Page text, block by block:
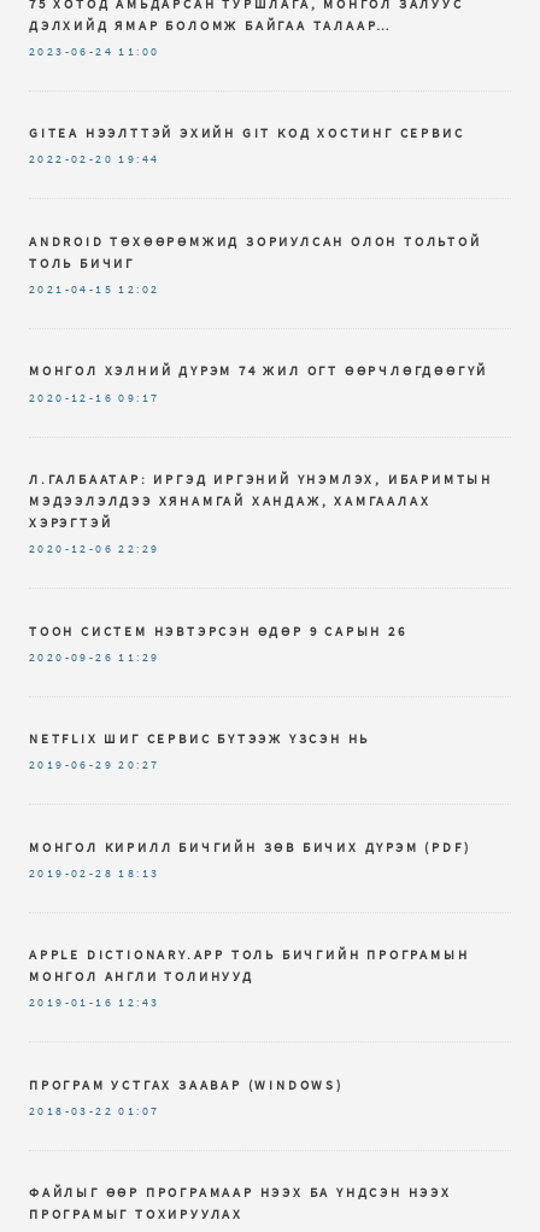
ДЭЛХИЙД ЯМАР БОЛОМЖ БАЙГАА ТАЛААР…
2023-06-24 11:00
GITEA НЭЭЛТТЭЙ ЭХИЙН GIT КОД ХОСТИНГ СЕРВИС
2022-02-20 19:44
ANDROID ТӨХӨӨРӨМЖИД ЗОРИУЛСАН ОЛОН ТОЛЬТОЙ
ТОЛЬ БИЧИГ
2021-04-15 12:02
МОНГОЛ ХЭЛНИЙ ДҮРЭМ 74 ЖИЛ ОГТ ӨӨРЧЛӨГДӨӨГҮЙ
2020-12-16 09:17
Л.ГАЛБААТАР: ИРГЭД ИРГЭНИЙ ҮНЭМЛЭХ, ИБАРИМТЫН
МЭДЭЭЛЭЛДЭЭ ХЯНАМГАЙ ХАНДАЖ, ХАМГААЛАХ
ХЭРЭГТЭЙ
2020-12-06 22:29
ТООН СИСТЕМ НЭВТЭРСЭН ӨДӨР 9 САРЫН 26
2020-09-26 11:29
NETFLIX ШИГ СЕРВИС БҮТЭЭЖ ҮЗСЭН НЬ
2019-06-29 20:27
МОНГОЛ КИРИЛЛ БИЧГИЙН ЗѲВ БИЧИХ ДҮРЭМ (PDF)
2019-02-28 18:13
APPLE DICTIONARY.APP ТОЛЬ БИЧГИЙН ПРОГРАМЫН
МОНГОЛ АНГЛИ ТОЛИНУУД
2019-01-16 12:43
ПРОГРАМ УСТГАХ ЗААВАР (WINDOWS)
2018-03-22 01:07
ФАЙЛЫГ ӨӨР ПРОГРАМААР НЭЭХ БА ҮНДСЭН НЭЭХ
ПРОГРАМЫГ ТОХИРУУЛАХ